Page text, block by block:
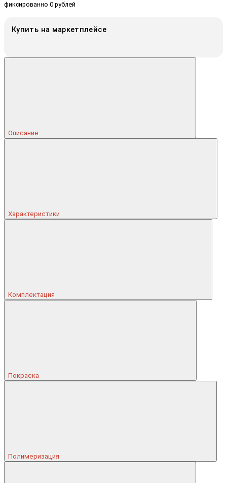
фиксированно 0 рублей
Купить на маркетплейсе
Описание
Характеристики
Комплектация
Покраска
Полимеризация